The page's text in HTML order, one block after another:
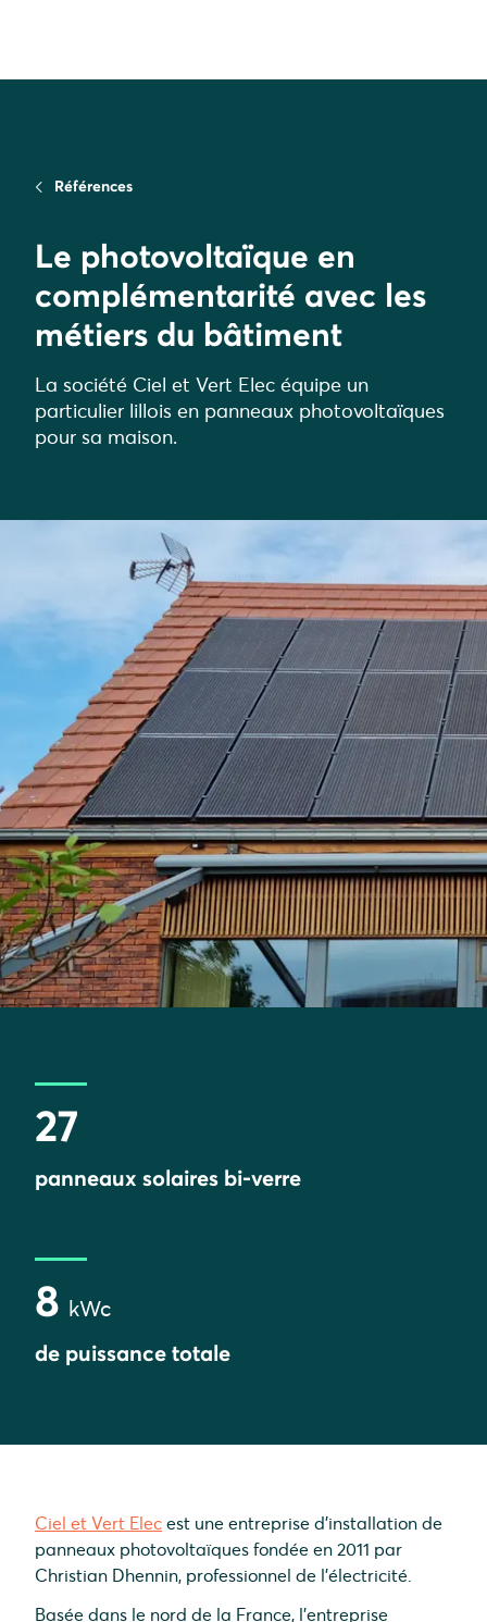
Références
Le photovoltaïque en
complémentarité avec les
métiers du bâtiment
La société Ciel et Vert Elec équipe un
particulier lillois en panneaux photovoltaïques
pour sa maison.
27
panneaux solaires bi-verre
8 kWc
de puissance totale
Ciel et Vert Elec est une entreprise d'installation de
panneaux photovoltaïques fondée en 2011 par
Christian Dhennin, professionnel de l'électricité.
Basée dans le nord de la France, l'entreprise